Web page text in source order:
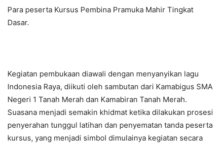
Para peserta Kursus Pembina Pramuka Mahir Tingkat
Dasar.
Kegiatan pembukaan diawali dengan menyanyikan lagu
Indonesia Raya, diikuti oleh sambutan dari Kamabigus SMA
Negeri 1 Tanah Merah dan Kamabiran Tanah Merah.
Suasana menjadi semakin khidmat ketika dilakukan prosesi
penyerahan tunggul latihan dan penyematan tanda peserta
kursus, yang menjadi simbol dimulainya kegiatan secara